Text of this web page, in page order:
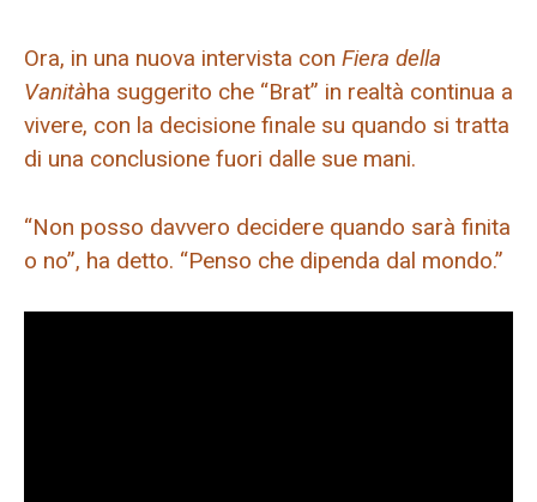
Ora, in una nuova intervista con Fiera della
Vanitàha suggerito che “Brat” in realtà continua a
vivere, con la decisione finale su quando si tratta
di una conclusione fuori dalle sue mani.
“Non posso davvero decidere quando sarà finita
o no”, ha detto. “Penso che dipenda dal mondo.”